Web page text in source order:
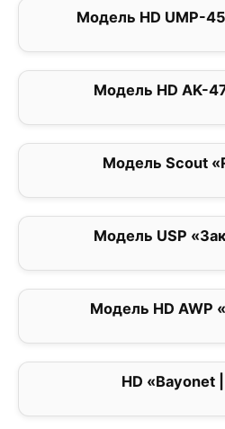
Модель HD UMP-
Модель HD AK-
Модель Scout
Модель USP
Модель HD AWP
HD «Bayonet